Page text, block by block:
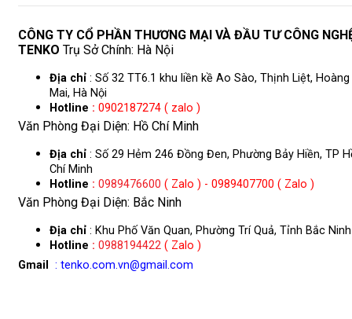
CÔNG TY CỔ PHẦN THƯƠNG MẠI VÀ ĐẦU TƯ CÔNG
TENKO Trụ Sở Chính: Hà Nội
Địa chỉ : Số 32 TT6.1 khu liền kề Ao Sào, Thịnh Liệt, Hoàng
Mai, Hà Nội
Hotline : 0902187274 ( zalo )
Văn Phòng Đại Diện: Hồ Chí Minh
Địa chỉ : Số 29 Hẻm 246 Đồng Đen, Phường Bảy Hiền, TP
Chí Minh
Hotline : 0989476600 ( Zalo ) - 0989407700 ( Zalo )
Văn Phòng Đại Diện: Bắc Ninh
Địa chỉ : Khu Phố Văn Quan, Phường Trí Quả, Tỉnh Bắc Ninh
Hotline : 0988194422 ( Zalo )
Gmail
: tenko.com.vn@gmail.com